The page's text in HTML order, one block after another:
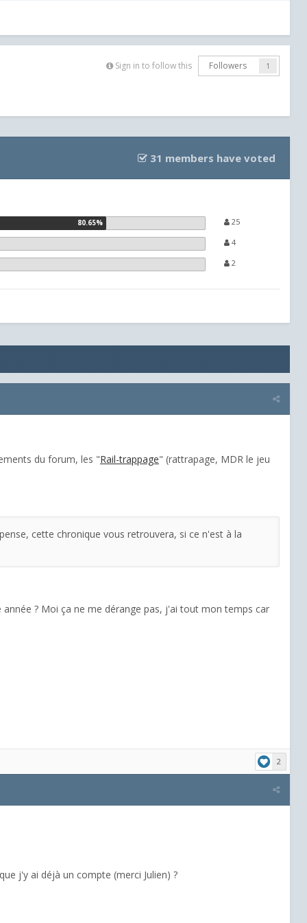
Sign in to follow this Followers 1
31 members have voted
25
4
2
du forum, les "Rail-trappage" (rattrapage, MDR le jeu
cette chronique vous retrouvera, si ce n'est à la
? Moi ça ne me dérange pas, j'ai tout mon temps car
2
j'y ai déjà un compte (merci Julien) ?